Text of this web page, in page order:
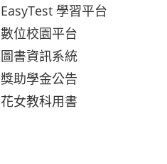
EasyTest 學習平台
數位校園平台
圖書資訊系統
獎助學金公告
花女教科用書